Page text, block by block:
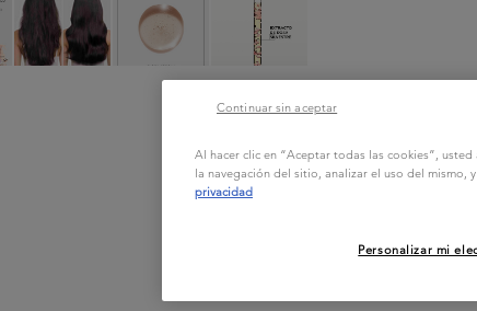
Al hacer clic en “Aceptar todas las cookies”,
la navegación del sitio, analizar el uso del mismo,
privacidad
Personalizar mi
Continuar sin aceptar